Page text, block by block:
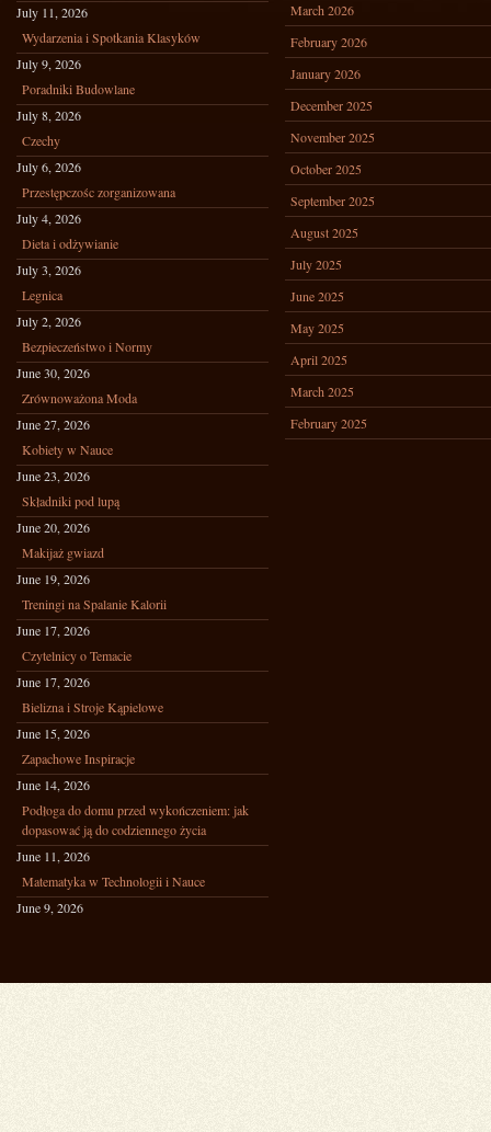
July 11, 2026
Wydarzenia i Spotkania Klasyków
July 9, 2026
Poradniki Budowlane
July 8, 2026
Czechy
July 6, 2026
Przestępczośc zorganizowana
July 4, 2026
Dieta i odżywianie
July 3, 2026
Legnica
July 2, 2026
Bezpieczeństwo i Normy
June 30, 2026
Zrównoważona Moda
June 27, 2026
Kobiety w Nauce
June 23, 2026
Składniki pod lupą
June 20, 2026
Makijaż gwiazd
June 19, 2026
Treningi na Spalanie Kalorii
June 17, 2026
Czytelnicy o Temacie
June 17, 2026
Bielizna i Stroje Kąpielowe
June 15, 2026
Zapachowe Inspiracje
June 14, 2026
Podłoga do domu przed wykończeniem: jak
dopasować ją do codziennego życia
June 11, 2026
Matematyka w Technologii i Nauce
June 9, 2026
March 2026
February 2026
January 2026
December 2025
November 2025
October 2025
September 2025
August 2025
July 2025
June 2025
May 2025
April 2025
March 2025
February 2025